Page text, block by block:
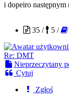
i dopeiro następnym
35 /
5 /
Re: DMT
Nieprzeczytany
Cytuj
Zgłoś